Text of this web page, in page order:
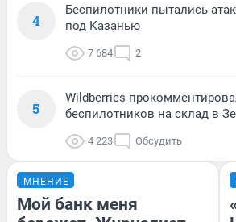
4
Беспилотники пытались
под Казанью
7 684 2
5
Wildberries
беспилотников на склад в
4 223 Обсудить
МНЕНИЕ
Мой банк меня